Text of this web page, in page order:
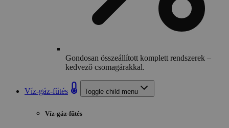
Gondosan összeállított komplett rendszerek –
kedvező csomagárakkal.
Víz-gáz-fűtés Toggle child menu
Víz-gáz-fűtés